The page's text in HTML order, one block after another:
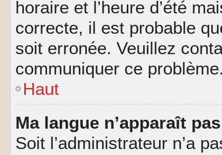
horaire et l’heure d’été
correcte, il est probable
soit erronée. Veuillez
communiquer ce
Haut
Ma langue n’apparaît
Soit l’administrateur n’a